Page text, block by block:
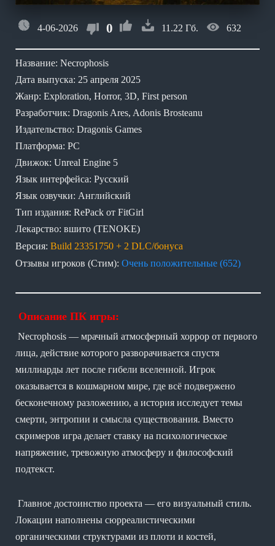
4-06-2026 0 11.22 Гб. 632
Название: Necrophosis
Дата выпуска: 25 апреля 2025
Жанр: Exploration, Horror, 3D, First person
Разработчик: Dragonis Ares, Adonis Brosteanu
Издательство: Dragonis Games
Платформа: PC
Движок: Unreal Engine 5
Язык интерфейса: Русский
Язык озвучки: Английский
Тип издания: RePack от FitGirl
Лекарство: вшито (TENOKE)
Версия: Build 23351750 + 2 DLC/бонуса
Отзывы игроков (Стим): Очень положительные (652)
Описание ПК игры:
Necrophosis — мрачный атмосферный хоррор от первого
лица, действие которого разворачивается спустя
миллиарды лет после гибели вселенной. Игрок
оказывается в кошмарном мире, где всё подвержено
бесконечному разложению, а история исследует темы
смерти, энтропии и смысла существования. Вместо
скримеров игра делает ставку на психологическое
напряжение, тревожную атмосферу и философский
подтекст.
Главное достоинство проекта — его визуальный стиль.
Локации наполнены сюрреалистическими
органическими структурами из плоти и костей,